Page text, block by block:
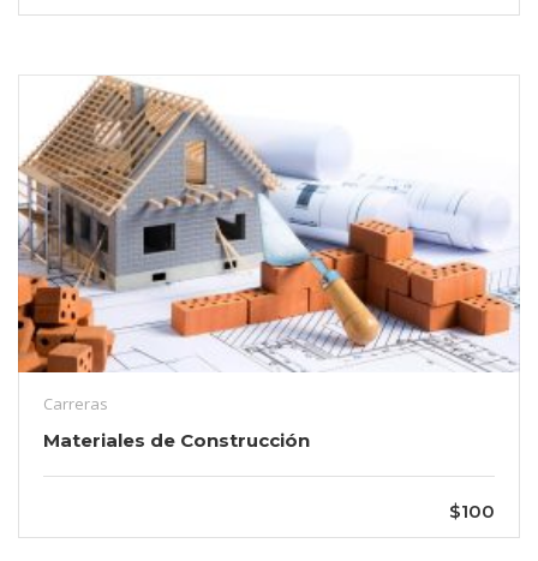
Carreras
Materiales de Construcción
$100